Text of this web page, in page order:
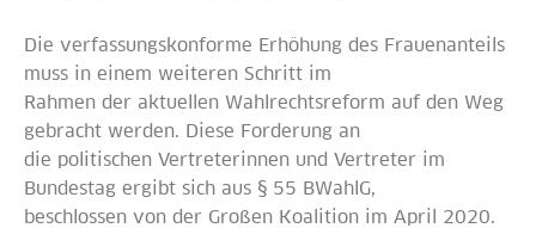
Die verfassungskonforme Erhöhung des Frauenanteils
muss in einem weiteren Schritt im
Rahmen der aktuellen Wahlrechtsreform auf den Weg
gebracht werden. Diese Forderung an
die politischen Vertreterinnen und Vertreter im
Bundestag ergibt sich aus § 55 BWahlG,
beschlossen von der Großen Koalition im April 2020.